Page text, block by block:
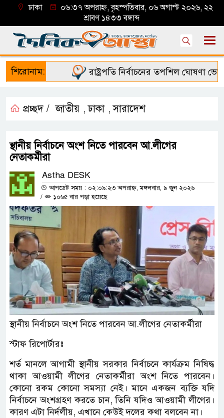
ঢাকা
০৬:৩৭ অপরাহ্ন, বৃহস্পতিবার, ০৬ অগাস্ট ২০২৬, ২২
শ্রাবণ ১৪৩৩ বঙ্গাব্দ
শিরোনাম: রাষ্ট্রপতি নির্বাচনের তপশিল ঘোষণা ভোট-
প্রচ্ছদ / জাতীয় ,ঢাকা ,সারাদেশ
স্থানীয় নির্বাচনে অংশ নিতে পারবেন আ.লীগের
নেতাকর্মীরা
Astha DESK
আপডেট সময় : ০২:০৯:২৩ অপরাহ্ন, মঙ্গলবার, ৯ জুন ২০২৬
/
১০৬৫ বার পড়া হয়েছে
স্থানীয় নির্বাচনে অংশ নিতে পারবেন আ.লীগের নেতাকর্মীরা
স্টাফ রিপোর্টারঃ
শর্ত মানলে আগামী স্থানীয় সরকার নির্বাচনে কার্যক্রম নিষিদ্ধ
থাকা আওয়ামী লীগের নেতাকর্মীরা অংশ নিতে পারবেন।
কোনো রকম কোনো সমস্যা নেই। মানে একজন ব্যক্তি যদি
নির্বাচনে অংশগ্রহণ করতে চান, তিনি যদিও আওয়ামী লীগের।
কারণ এটা নির্দলীয়, এখানে কেউই দলের কথা বলবেন না।